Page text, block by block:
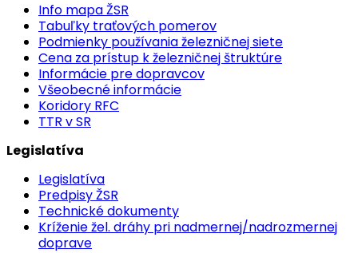
Info mapa ŽSR
Tabuľky traťových pomerov
Podmienky používania železničnej siete
Cena za prístup k železničnej štruktúre
Informácie pre dopravcov
Všeobecné informácie
Koridory RFC
TTR v SR
Legislatíva
Legislatíva
Predpisy ŽSR
Technické dokumenty
Kríženie žel. dráhy pri nadmernej/nadrozmernej
doprave